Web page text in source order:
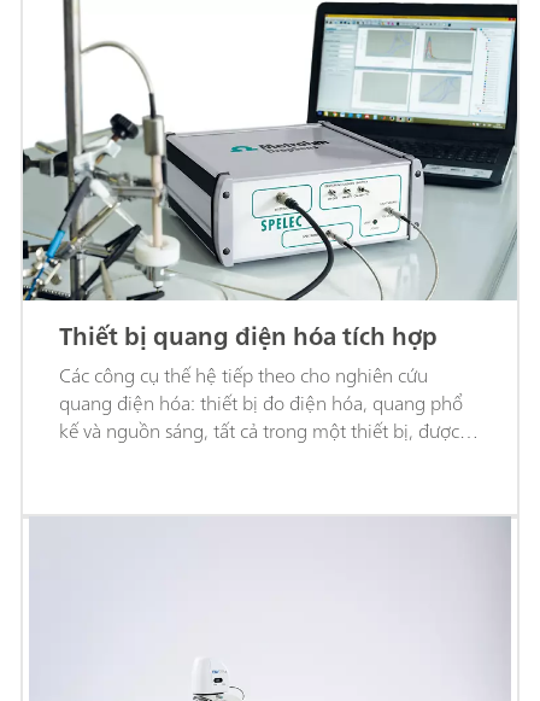
Thiết bị quang điện hóa tích hợp
Các công cụ thế hệ tiếp theo cho nghiên cứu
quang điện hóa: thiết bị đo điện hóa, quang phổ
kế và nguồn sáng, tất cả trong một thiết bị, được